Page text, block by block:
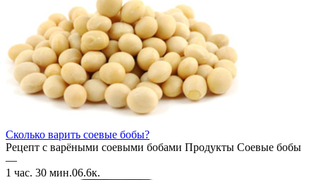
Сколько варить соевые бобы?
Рецепт с варёными соевыми бобами Продукты Соевые бобы
—
1 час. 30 мин.06.6к.